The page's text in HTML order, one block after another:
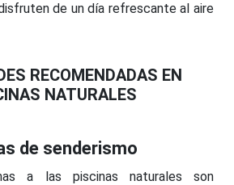
de un día refrescante al aire
RECOMENDADAS EN
NATURALES
de senderismo
a las piscinas naturales son